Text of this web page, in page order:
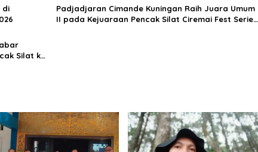
di
Padjadjaran Cimande Kuningan Raih Juara Umum
II pada Kejuaraan Pencak Silat Ciremai Fest Series
Silat ke